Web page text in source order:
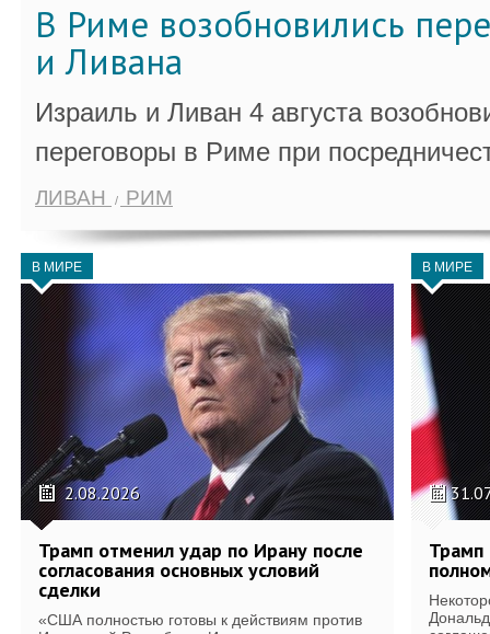
В Риме возобновились
и Ливана
Израиль и Ливан 4 августа
переговоры в Риме при
ЛИВАН РИМ
В МИРЕ
2.08.2026
Трамп отменил удар по Ирану после
согласования основных условий
сделки
«США полностью готовы к действиям против
В МИРЕ
Трамп